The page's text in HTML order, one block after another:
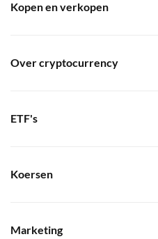
Kopen en verkopen
Over cryptocurrency
ETF's
Koersen
Marketing